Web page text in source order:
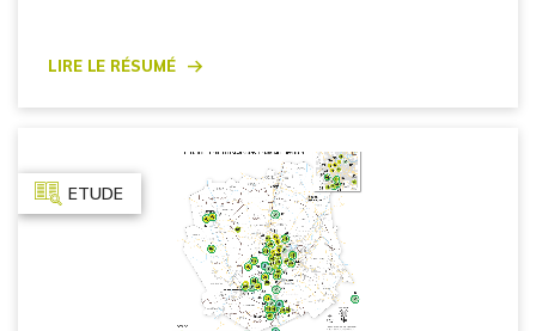
Lire le résumé
ETUDE